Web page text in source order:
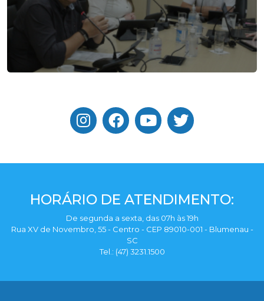
HORÁRIO DE ATENDIMENTO:
De segunda a sexta, das 07h às 19h
Rua XV de Novembro, 55 - Centro - CEP 89010-001 - Blumenau -
SC
Tel.: (47) 3231.1500